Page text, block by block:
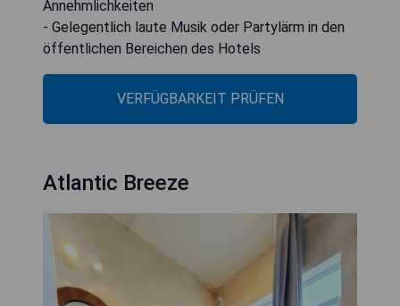
Annehmlichkeiten
- Gelegentlich laute Musik oder Partylärm in den
öffentlichen Bereichen des Hotels
VERFÜGBARKEIT PRÜFEN
Atlantic Breeze